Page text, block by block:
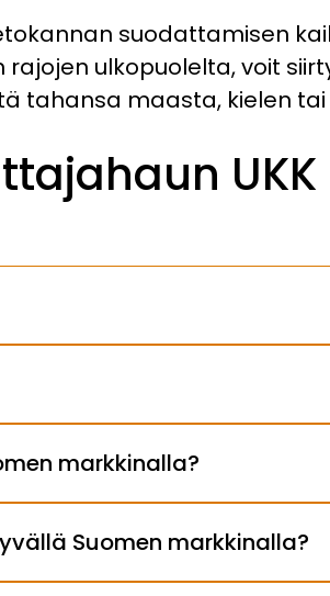
suodattamisen
ulkopuolelta, voit
tahansa maasta, kielen
UKK
markkinalla?
Suomen markkinalla?